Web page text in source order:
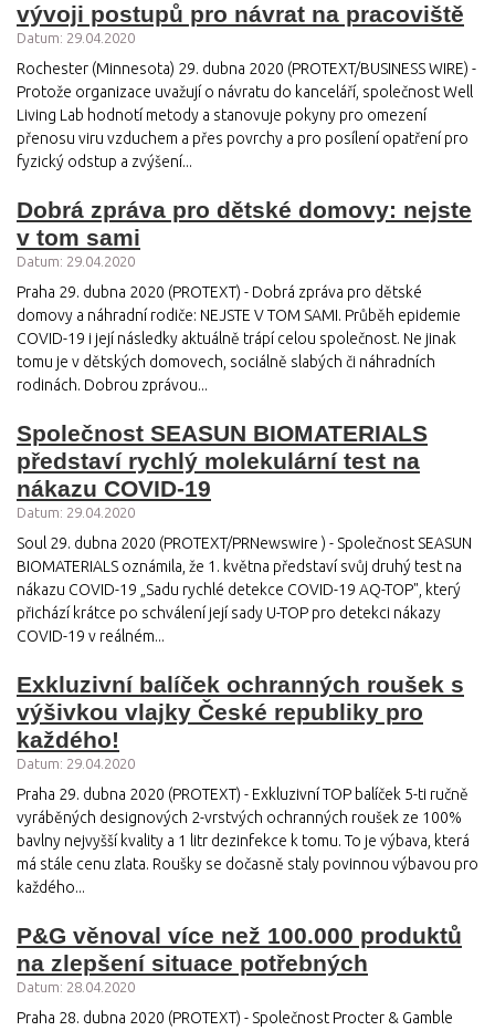
vývoji postupů pro návrat na pracoviště
Datum: 29.04.2020
Rochester (Minnesota) 29. dubna 2020 (PROTEXT/BUSINESS WIRE) -
Protože organizace uvažují o návratu do kanceláří, společnost Well
Living Lab hodnotí metody a stanovuje pokyny pro omezení
přenosu viru vzduchem a přes povrchy a pro posílení opatření pro
fyzický odstup a zvýšení...
Dobrá zpráva pro dětské domovy: nejste
v tom sami
Datum: 29.04.2020
Praha 29. dubna 2020 (PROTEXT) - Dobrá zpráva pro dětské
domovy a náhradní rodiče: NEJSTE V TOM SAMI. Průběh epidemie
COVID-19 i její následky aktuálně trápí celou společnost. Ne jinak
tomu je v dětských domovech, sociálně slabých či náhradních
rodinách. Dobrou zprávou...
Společnost SEASUN BIOMATERIALS
představí rychlý molekulární test na
nákazu COVID-19
Datum: 29.04.2020
Soul 29. dubna 2020 (PROTEXT/PRNewswire ) - Společnost SEASUN
BIOMATERIALS oznámila, že 1. května představí svůj druhý test na
nákazu COVID-19 „Sadu rychlé detekce COVID-19 AQ-TOP", který
přichází krátce po schválení její sady U-TOP pro detekci nákazy
COVID-19 v reálném...
Exkluzivní balíček ochranných roušek s
výšivkou vlajky České republiky pro
každého!
Datum: 29.04.2020
Praha 29. dubna 2020 (PROTEXT) - Exkluzivní TOP balíček 5-ti ručně
vyráběných designových 2-vrstvých ochranných roušek ze 100%
bavlny nejvyšší kvality a 1 litr dezinfekce k tomu. To je výbava, která
má stále cenu zlata. Roušky se dočasně staly povinnou výbavou pro
každého...
P&G věnoval více než 100.000 produktů
na zlepšení situace potřebných
Datum: 28.04.2020
Praha 28. dubna 2020 (PROTEXT) - Společnost Procter & Gamble